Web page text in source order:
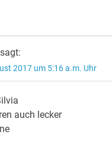
sagt:
2017 um 5:16 a.m. Uhr
auch lecker